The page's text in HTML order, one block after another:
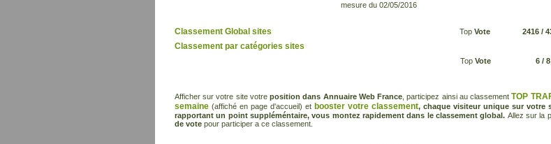
mesure du 02/05/2016
Classement Global sites Top Vote 2416 /
Classement par catégories sites
Top Vote 6 / 8
Afficher sur votre site votreposition dans Annuaire Web France , participez ainsi au classementTOP
semaine (affiché en page d'accueil) et booster votre classement, chaque visiteur unique sur votre
rapportant un point suppléméntaire, vous montez rapidement dans le classement global. Allez sur la
de vote pour participer a ce classement.